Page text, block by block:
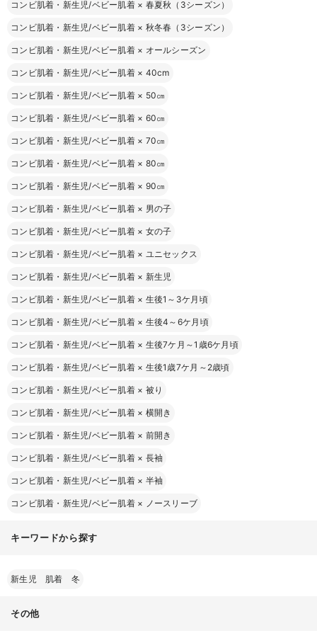
コンビ肌着・新生児/ベビー肌着 × 春夏秋（3シーズン）
コンビ肌着・新生児/ベビー肌着 × 秋冬春（3シーズン）
コンビ肌着・新生児/ベビー肌着 × オールシーズン
コンビ肌着・新生児/ベビー肌着 × 40cm
コンビ肌着・新生児/ベビー肌着 × 50㎝
コンビ肌着・新生児/ベビー肌着 × 60㎝
コンビ肌着・新生児/ベビー肌着 × 70㎝
コンビ肌着・新生児/ベビー肌着 × 80㎝
コンビ肌着・新生児/ベビー肌着 × 90㎝
コンビ肌着・新生児/ベビー肌着 × 男の子
コンビ肌着・新生児/ベビー肌着 × 女の子
コンビ肌着・新生児/ベビー肌着 × ユニセックス
コンビ肌着・新生児/ベビー肌着 × 新生児
コンビ肌着・新生児/ベビー肌着 × 生後1～3ケ月頃
コンビ肌着・新生児/ベビー肌着 × 生後4～6ケ月頃
コンビ肌着・新生児/ベビー肌着 × 生後7ケ月～1歳6ケ月頃
コンビ肌着・新生児/ベビー肌着 × 生後1歳7ケ月～2歳頃
コンビ肌着・新生児/ベビー肌着 × 被り
コンビ肌着・新生児/ベビー肌着 × 横開き
コンビ肌着・新生児/ベビー肌着 × 前開き
コンビ肌着・新生児/ベビー肌着 × 長袖
コンビ肌着・新生児/ベビー肌着 × 半袖
コンビ肌着・新生児/ベビー肌着 × ノースリーブ
キーワードから探す
新生児 肌着 冬
その他